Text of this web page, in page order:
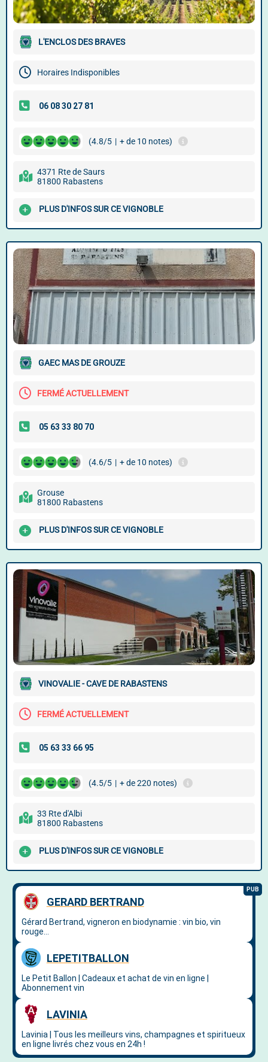
L'ENCLOS DES BRAVES
Horaires Indisponibles
(4.8/5 | + de 10 notes)
4371 Rte de Saurs
81800 Rabastens
PLUS D'INFOS SUR CE VIGNOBLE
GAEC MAS DE GROUZE
FERMÉ ACTUELLEMENT
(4.6/5 | + de 10 notes)
Grouse
81800 Rabastens
PLUS D'INFOS SUR CE VIGNOBLE
VINOVALIE - CAVE DE RABASTENS
FERMÉ ACTUELLEMENT
(4.5/5 | + de 220 notes)
33 Rte d'Albi
81800 Rabastens
PLUS D'INFOS SUR CE VIGNOBLE